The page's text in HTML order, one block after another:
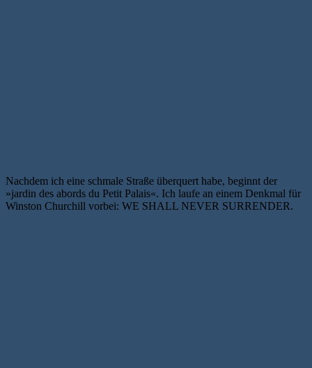
Nachdem ich eine schmale Straße überquert habe, beginnt der
»jardin des abords du Petit Palais«. Ich laufe an einem Denkmal für
Winston Churchill vorbei: WE SHALL NEVER SURRENDER.